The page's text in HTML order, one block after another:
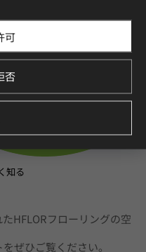
知る
HFLORフローリングの空
ぜひご覧ください。
可
否